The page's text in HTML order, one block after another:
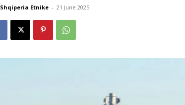
Shqiperia Etnike - 21 June 2025